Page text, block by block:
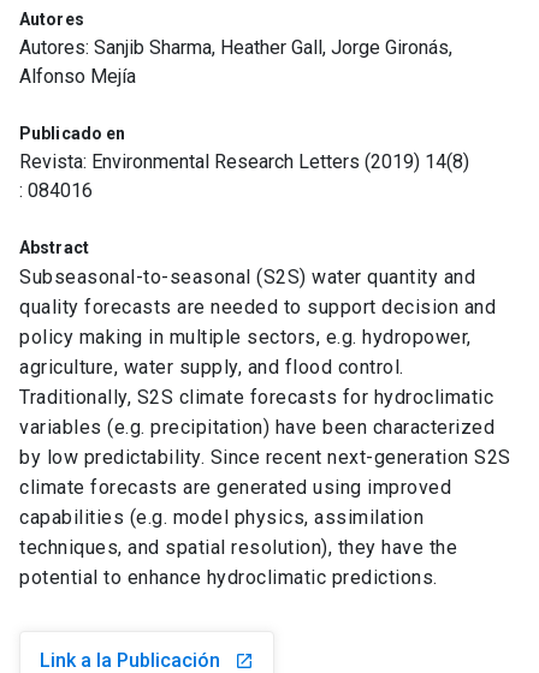
Autores
Autores: Sanjib Sharma, Heather Gall, Jorge Gironás,
Alfonso Mejía
Publicado en
Revista: Environmental Research Letters (2019) 14(8)
: 084016
Abstract
Subseasonal-to-seasonal (S2S) water quantity and
quality forecasts are needed to support decision and
policy making in multiple sectors, e.g. hydropower,
agriculture, water supply, and flood control.
Traditionally, S2S climate forecasts for hydroclimatic
variables (e.g. precipitation) have been characterized
by low predictability. Since recent next-generation S2S
climate forecasts are generated using improved
capabilities (e.g. model physics, assimilation
techniques, and spatial resolution), they have the
potential to enhance hydroclimatic predictions.
Link a la Publicación launch